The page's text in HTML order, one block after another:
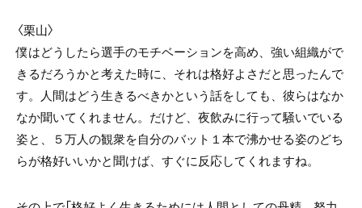
〈栗山〉
僕はどうしたら選手のモチベーションを高め、強い組織がで
きるだろうかと考えた時に、それは格好よさだと思ったんで
す。人間はどう生きるべきかという話をしても、彼らはなか
なか聞いてくれません。だけど、夜飲みに行って騒いでいる
姿と、５万人の観衆を自分のバット１本で沸かせる姿のどち
らが格好いいかと聞けば、すぐに反応してくれますね。